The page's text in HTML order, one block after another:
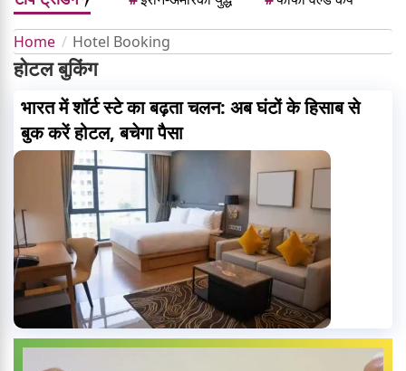
Home Hotel Booking
होटल बुकिंग
भारत में शॉर्ट स्टे का बढ़ता चलन: अब घंटों के हिसाब से
बुक करें होटल, बचेगा पैसा